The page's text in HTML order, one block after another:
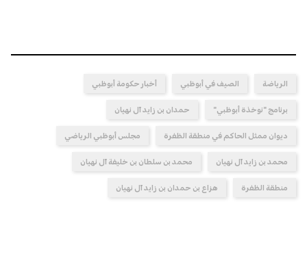
الرياضة الصيف في أبوظبي أخبار حكومة أبوظبي
برنامج "نوخذة أبوظبي" حمدان بن زايد آل نهيان
ديوان ممثل الحاكم في منطقة الظفرة مجلس أبوظبي الرياضي
محمد بن زايد آل نهيان محمد بن سلطان بن خليفة آل نهيان
منطقة الظفرة هزاع بن حمدان بن زايد آل نهيان